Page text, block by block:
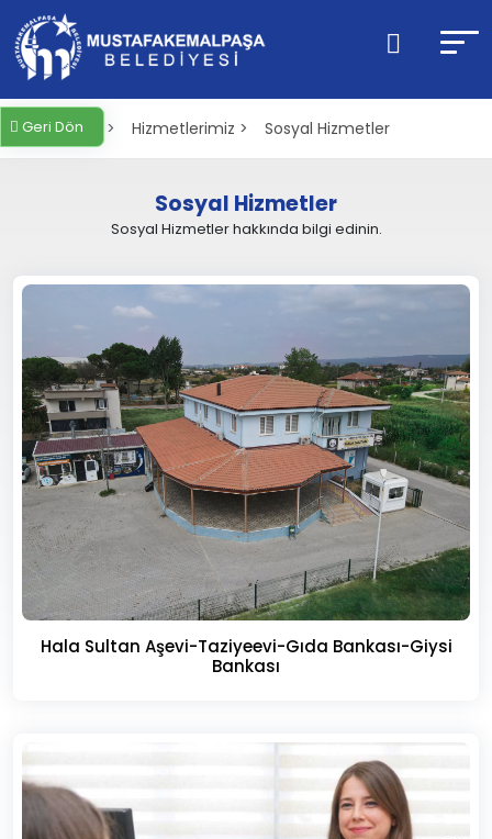
Geri Dön
Anasayfa > Hizmetlerimiz > Sosyal Hizmetler
Sosyal Hizmetler
Sosyal Hizmetler hakkında bilgi edinin.
Hala Sultan Aşevi-Taziyeevi-Gıda Bankası-Giysi
Bankası